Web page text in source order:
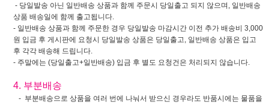
- 당일발송 아닌 일반배송 상품과 함께 주문시 당일출고 되지 않으며, 일반배송
상품 배송일에 함께 출고됩니다.
- 일반배송 상품과 함께 주문한 경우 당일발송 마감시간 이전 추가 배송비 3,000
원 입금 후 게시판에 요청시 당일발송 상품은 당일출고, 일반배송 상품은 입고
후 각각 배송해 드립니다.
- 주말에는 (당일출고+일반배송) 입금 후 별도 요청건은 처리되지 않습니다.
4. 부분배송
- 부분배송으로 상품을 여러 번에 나눠서 받으신 경우라도 반품시에는 물품을